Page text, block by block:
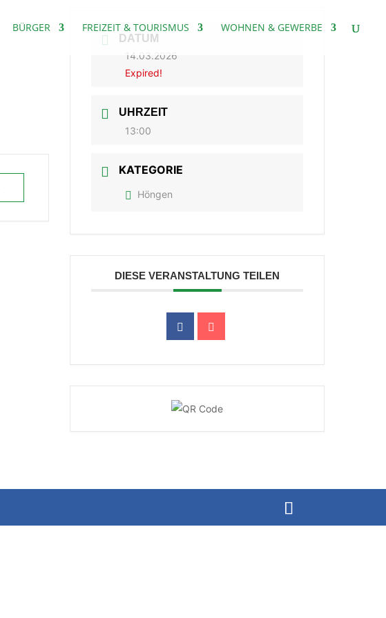
BÜRGER FREIZEIT & TOURISMUS WOHNEN & GEWERBE
DATUM
14.03.2026
Expired!
UHRZEIT
13:00
KATEGORIE
Höngen
DIESE VERANSTALTUNG TEILEN